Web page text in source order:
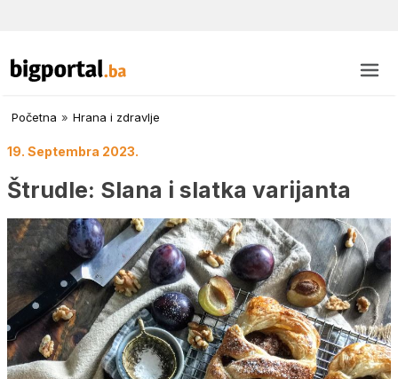
Početna » Hrana i zdravlje
19. Septembra 2023.
Štrudle: Slana i slatka varijanta